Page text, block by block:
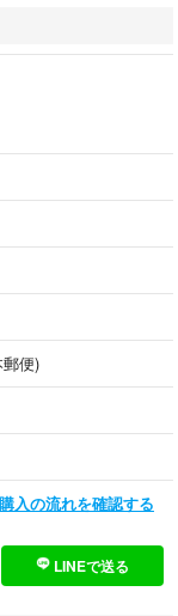
す。
便)
購入の流れを確認する
LINEで送る